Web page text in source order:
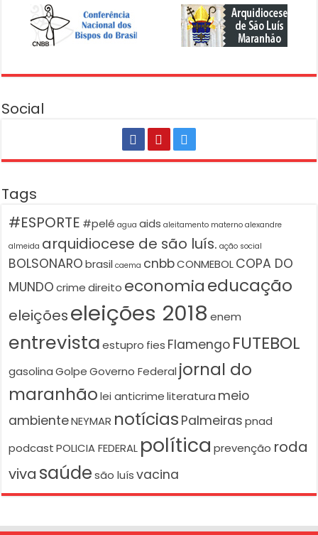
Social
Tags
#ESPORTE #pelé agua aids aleitamento materno alexandre
almeida arquidiocese de são luís. ação social
BOLSONARO brasil caema cnbbCONMEBOLCOPA DO
MUNDO crime direito economiaeducação
eleiçõeseleições 2018 enem
entrevista estupro fies Flamengo FUTEBOL
gasolina Golpe Governo Federal jornal do
maranhão lei anticrime literatura meio
ambienteNEYMAR notícias Palmeiras pnad
podcast POLICIA FEDERAL política prevenção roda
viva saúde são luís vacina